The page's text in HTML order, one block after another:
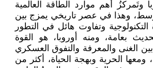
وتَمركزُ أهم موارد الطاقة العالمية
وهذا في عصر تاريخي يمزج بين
التكنولوجية وتفاوت هائل في التطور
بعامة، ومنه أوروبا، هو القوة
بين الغنى والمعرفة والتفوق العسكري
ومعها الحرية وبهجة الحياة، أكثر من